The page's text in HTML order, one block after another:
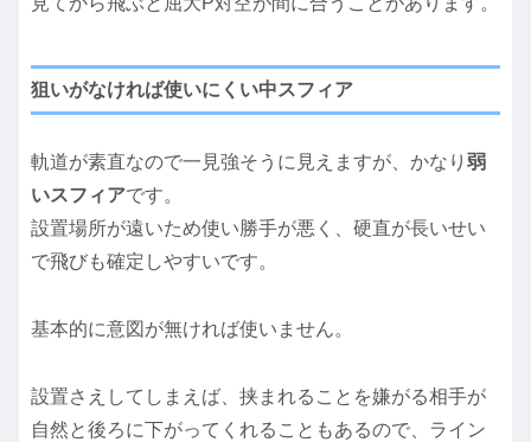
狙いがなければ使いにくい中スフィア
軌道が素直なので一見強そうに見えますが、かなり 弱
いスフィアです。
設置場所が遠いため使い勝手が悪く、硬直が長いせい
で飛びも確定しやすいです。
基本的に意図が無ければ使いません。
設置さえしてしまえば、挟まれることを嫌がる相手が
自然と後ろに下がってくれることもあるので、ライン